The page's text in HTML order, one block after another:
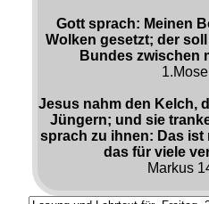
Gott sprach: Meinen
Wolken gesetzt; der
Bundes zwischen
Jesus nahm den Kelch,
Jüngern; und sie
sprach zu ihnen: Das
das für viele
Markus